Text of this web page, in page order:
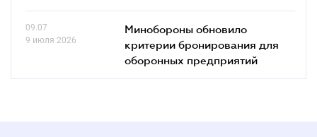
09.07
9 июля 2026
Минобороны обновило
критерии бронирования для
оборонных предприятий